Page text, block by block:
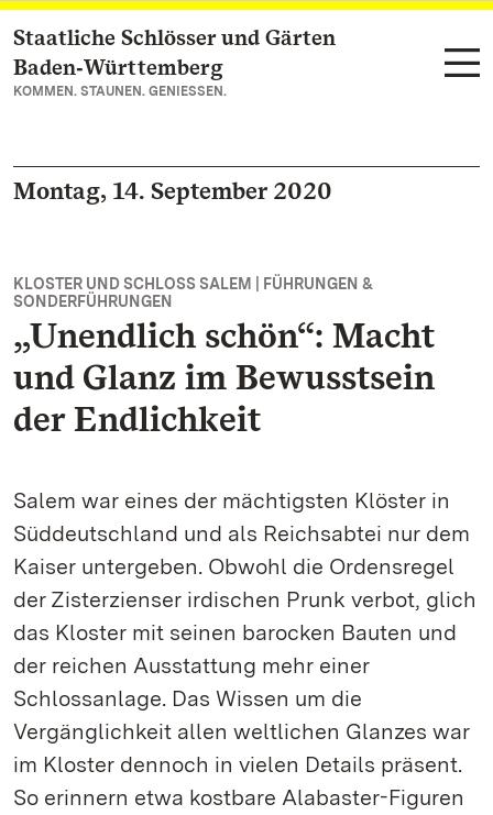
Zum Hauptinhalt springen
Staatliche Schlösser und Gärten
Baden‑Württemberg
KOMMEN. STAUNEN. GENIESSEN.
Montag, 14. September 2020
KLOSTER UND SCHLOSS SALEM | FÜHRUNGEN &
SONDERFÜHRUNGEN
„Unendlich schön“: Macht
und Glanz im Bewusstsein
der Endlichkeit
Salem war eines der mächtigsten Klöster in
Süddeutschland und als Reichsabtei nur dem
Kaiser untergeben. Obwohl die Ordensregel
der Zisterzienser irdischen Prunk verbot, glich
das Kloster mit seinen barocken Bauten und
der reichen Ausstattung mehr einer
Schlossanlage. Das Wissen um die
Vergänglichkeit allen weltlichen Glanzes war
im Kloster dennoch in vielen Details präsent.
So erinnern etwa kostbare Alabaster-Figuren